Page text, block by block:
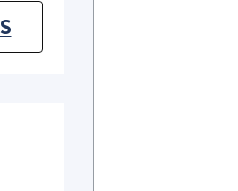
TAB)